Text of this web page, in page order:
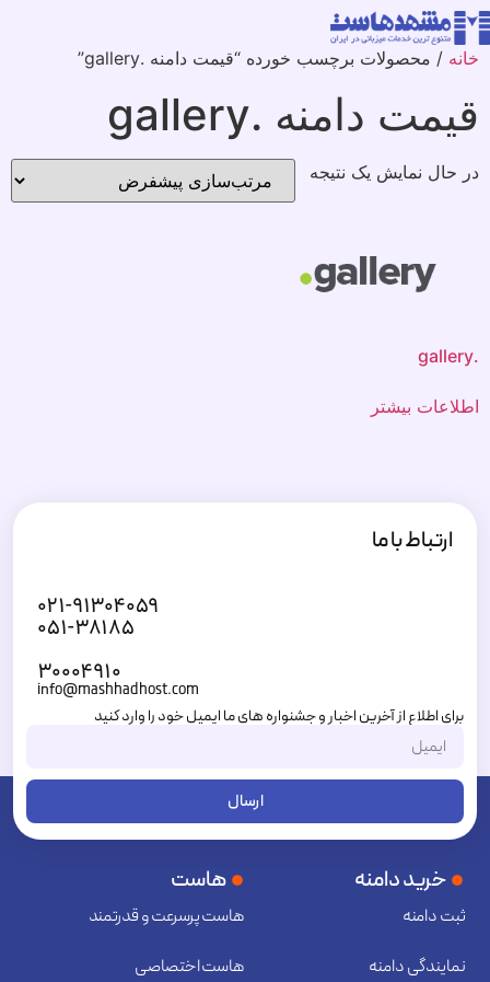
خانه / محصولات برچسب خورده “قیمت دامنه .gallery”
قیمت دامنه .gallery
در حال نمایش یک نتیجه
.gallery
اطلاعات بیشتر
ارتباط با ما
۰۲۱-۹۱۳۰۴۰۵۹
۰۵۱-۳۸۱۸۵
۳۰۰۰۴۹۱۰
info@mashhadhost.com
برای اطلاع از آخرین اخبار و جشنواره های ما ایمیل خود را وارد کنید
ارسال
خرید دامنه
ثبت دامنه
نمایندگی دامنه
هاست
هاست پرسرعت و قدرتمند
هاست اختصاصی